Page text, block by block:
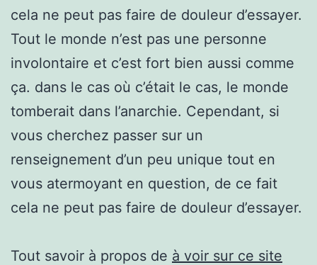
cela ne peut pas faire de douleur d’essayer.
Tout le monde n’est pas une personne
involontaire et c’est fort bien aussi comme
ça. dans le cas où c’était le cas, le monde
tomberait dans l’anarchie. Cependant, si
vous cherchez passer sur un
renseignement d’un peu unique tout en
vous atermoyant en question, de ce fait
cela ne peut pas faire de douleur d’essayer.
Tout savoir à propos de à voir sur ce site